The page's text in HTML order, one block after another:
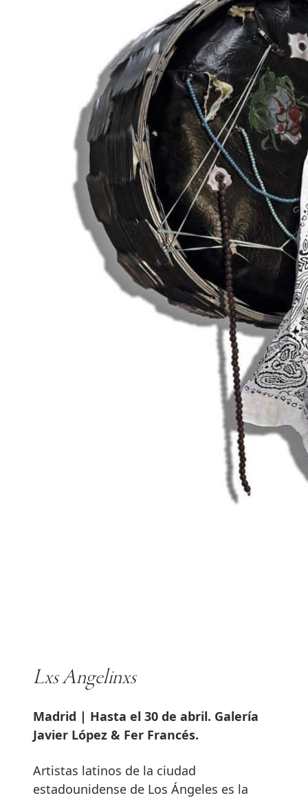
Lxs Angelinxs
Madrid | Hasta el 30 de abril. Galería
Javier López & Fer Francés.
Artistas latinos de la ciudad
estadounidense de Los Ángeles es la